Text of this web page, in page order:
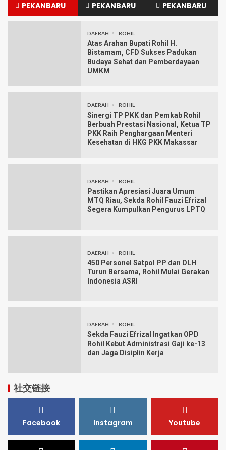
PEKANBARU PEKANBARU PEKANBARU
DAERAH ROHIL
Atas Arahan Bupati Rohil H.
Bistamam, CFD Sukses Padukan
Budaya Sehat dan Pemberdayaan
UMKM
DAERAH ROHIL
Sinergi TP PKK dan Pemkab Rohil
Berbuah Prestasi Nasional, Ketua TP
PKK Raih Penghargaan Menteri
Kesehatan di HKG PKK Makassar
DAERAH ROHIL
Pastikan Apresiasi Juara Umum
MTQ Riau, Sekda Rohil Fauzi Efrizal
Segera Kumpulkan Pengurus LPTQ
DAERAH ROHIL
450 Personel Satpol PP dan DLH
Turun Bersama, Rohil Mulai Gerakan
Indonesia ASRI
DAERAH ROHIL
Sekda Fauzi Efrizal Ingatkan OPD
Rohil Kebut Administrasi Gaji ke-13
dan Jaga Disiplin Kerja
社交链接
Facebook Instagram Youtube